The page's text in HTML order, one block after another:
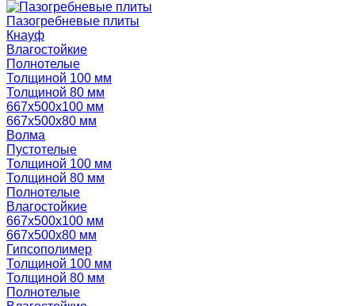
Пазогребневые плиты
Кнауф
Влагостойкие
Полнотелые
Толщиной 100 мм
Толщиной 80 мм
667х500х100 мм
667х500х80 мм
Волма
Пустотелые
Толщиной 100 мм
Толщиной 80 мм
Полнотелые
Влагостойкие
667х500х100 мм
667х500х80 мм
Гипсополимер
Толщиной 100 мм
Толщиной 80 мм
Полнотелые